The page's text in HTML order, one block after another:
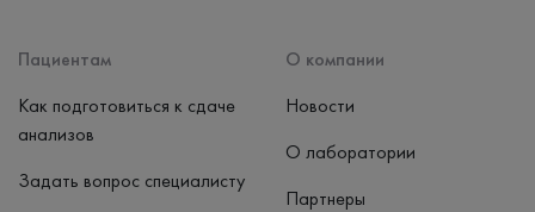
Пациентам
Как подготовиться к сдаче
анализов
Задать вопрос специалисту
О компании
Новости
О лаборатории
Партнеры